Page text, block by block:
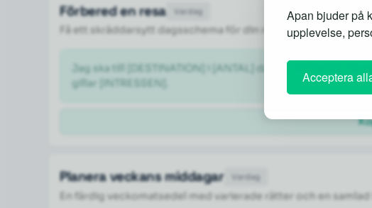
Apan bjuder på
upplevelse,
Acceptera
Vardag
Förbered en resa
Få ett skräddarsytt dagsschema för din resa med både
Jag ska till [DESTINATION] i [ANTAL] dagar i [MÅNAD].
gillar [INTRESSEN].
Vardag
Planera veckans middagar
En färdig veckomatsedel med varierade rätter och en